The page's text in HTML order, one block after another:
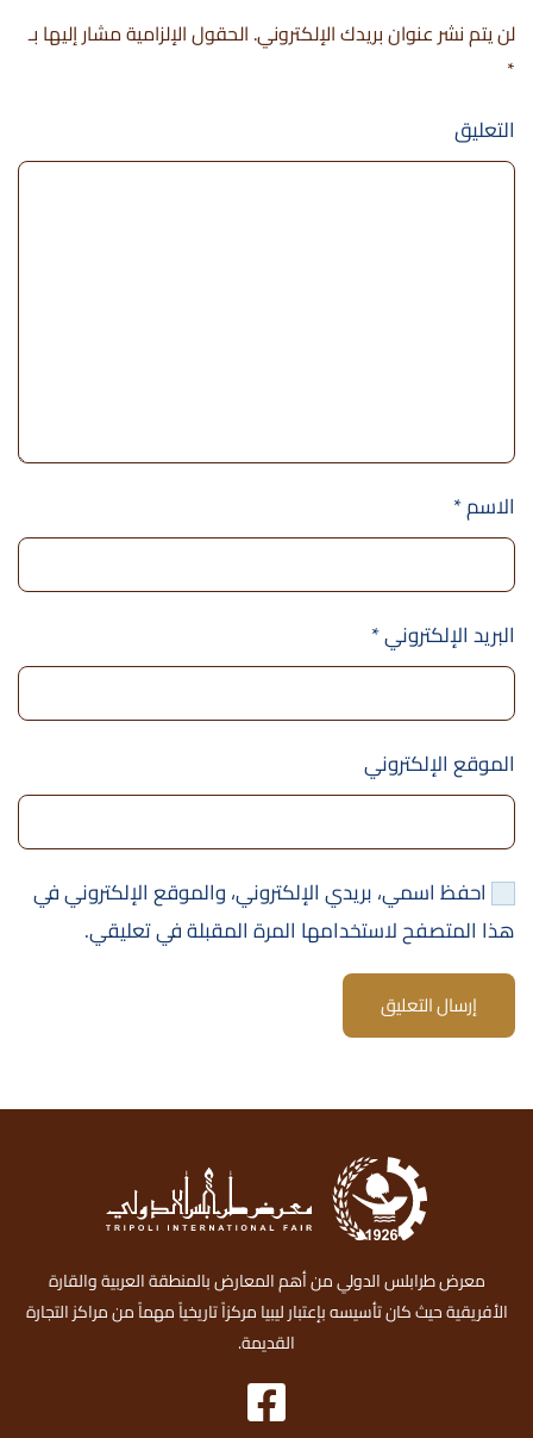
لن يتم نشر عنوان بريدك الإلكتروني. الحقول الإلزامية مشار إليها بـ
*
التعليق
الاسم*
البريد الإلكتروني*
الموقع الإلكتروني
احفظ اسمي، بريدي الإلكتروني، والموقع الإلكتروني في
هذا المتصفح لاستخدامها المرة المقبلة في تعليقي.
إرسال التعليق
معرض طرابلس الدولي من أهم المعارض بالمنطقة العربية والقارة
الأفريقية حيث كان تأسيسه بإعتبار ليبيا مركزاً تاريخياً مهماً من مراكز التجارة
القديمة.